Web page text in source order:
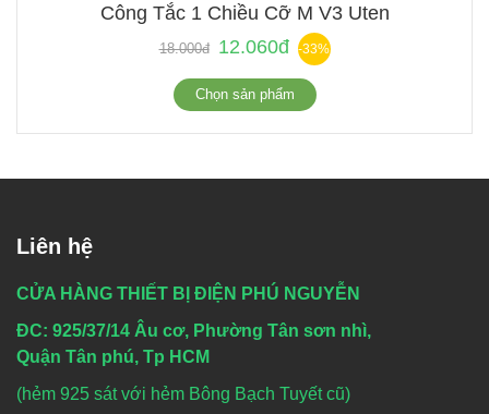
Công Tắc 1 Chiều Cỡ M V3 Uten
18.000đ 12.060đ -33%
Chọn sản phẩm
Liên hệ
CỬA HÀNG THIẾT BỊ ĐIỆN PHÚ NGUYỄN
ĐC: 925/37/14 Âu cơ, Phường Tân sơn nhì,
Quận Tân phú, Tp HCM
(hẻm 925 sát với hẻm Bông Bạch Tuyết cũ)